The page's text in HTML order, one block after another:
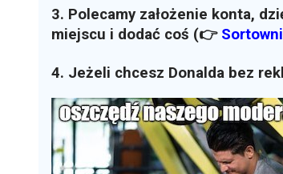
3. Polecamy założenie konta,
miejscu i dodać coś (👉
4. Jeżeli chcesz Donalda bez